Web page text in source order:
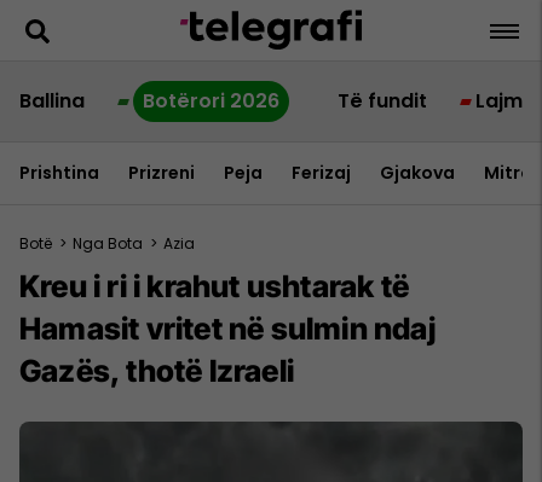
Ballina Botërori 2026 Të fundit Lajme
Prishtina Prizreni Peja Ferizaj Gjakova
Botë > Nga Bota > Azia
Kreu i ri i krahut ushtarak të
Hamasit vritet në sulmin ndaj
Gazës, thotë Izraeli